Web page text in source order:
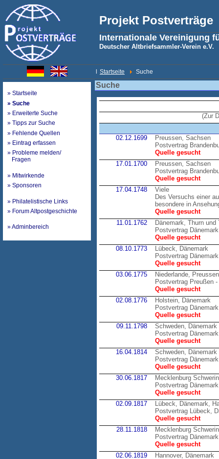
Projekt Postverträge
Internationale Vereinigung
Deutscher Altbriefsammler-Verein e.V.
Startseite Suche
» Startseite
» Suche
» Erweiterte Suche
» Tipps zur Suche
» Fehlende Quellen
» Eintrag erfassen
» Probleme melden/
Fragen
» Mitwirkende
» Sponsoren
» Philatelistische Links
» Forum Altpostgeschichte
» Adminbereich
Suche
(Zur
02.12.1699
Preussen, Sachsen
Postvertrag
Quelle gesucht
17.01.1700
Preussen, Sachsen
Postvertrag
Quelle gesucht
17.04.1748
Viele
Des Versuchs einer
besondere in
Quelle gesucht
11.01.1762
Dänemark, Thurn und
Postvertrag
Quelle gesucht
08.10.1773
Lübeck, Dänemark
Postvertrag
Quelle gesucht
03.06.1775
Niederlande, Preussen
Postvertrag Preußen
Quelle gesucht
02.08.1776
Holstein, Dänemark
Postvertrag
Quelle gesucht
09.11.1798
Schweden, Dänemark
Postvertrag
Quelle gesucht
16.04.1814
Schweden, Dänemark
Postvertrag
Quelle gesucht
30.06.1817
Mecklenburg
Postvertrag
Quelle gesucht
02.09.1817
Lübeck, Dänemark,
Postvertrag Lübeck,
Quelle gesucht
28.11.1818
Mecklenburg
Postvertrag
Quelle gesucht
02.06.1819
Hannover, Dänemark